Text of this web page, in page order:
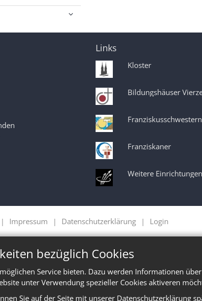
bezüglich Cookies
Service bieten. Dazu werden Informationen
unter Verwendung spezieller Cookies aktiveren
Sie auf der Seite mit unserer Datenschutzerklärung
Links
Kloster
Bildungshäuser
Franziskaner
Weitere Einrichtungen
Impressum Datenschutzerklärung Login